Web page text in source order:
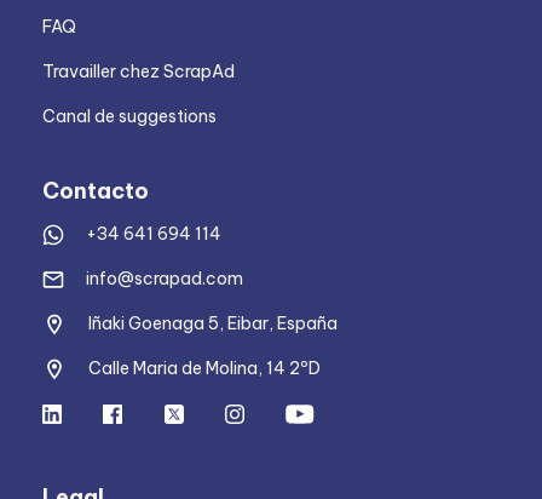
FAQ
Travailler chez ScrapAd
Canal de suggestions
Contacto
+34 641 694 114
info@scrapad.com
Iñaki Goenaga 5, Eibar, España
Calle Maria de Molina, 14 2ºD